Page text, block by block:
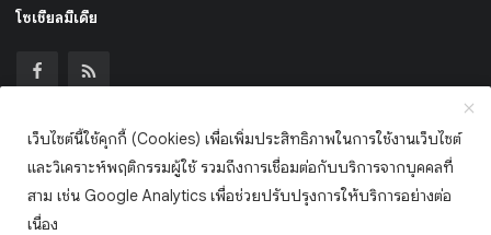
โซเชียลมีเดีย
เข้าร่วมจดหมายข่าวของเรา
สมัครสมาชิก
เว็บไซต์นี้ใช้คุกกี้ (Cookies) เพื่อเพิ่มประสิทธิภาพในการใช้งานเว็บไซต์
และวิเคราะห์พฤติกรรมผู้ใช้ รวมถึงการเชื่อมต่อกับบริการจากบุคคลที่
สาม เช่น Google Analytics เพื่อช่วยปรับปรุงการให้บริการอย่างต่อ
เนื่อง